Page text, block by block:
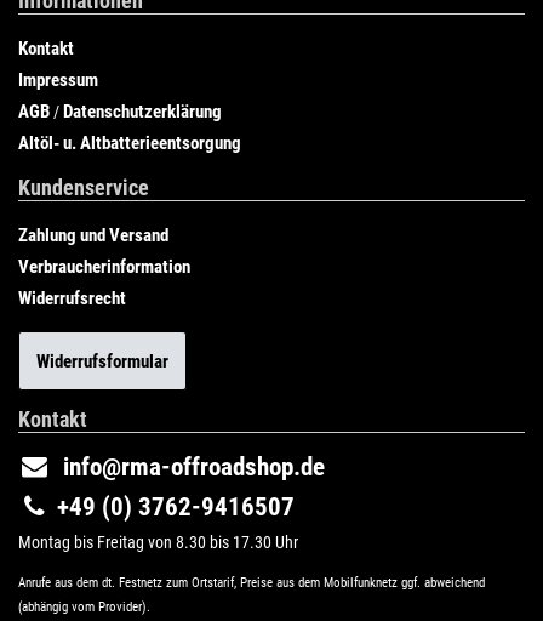
Kontakt
Impressum
AGB /Datenschutzerklärung
Altöl- u. Altbatterieentsorgung
Kundenservice
Zahlung und Versand
Verbraucherinformation
Widerrufsrecht
Widerrufsformular
Kontakt
info@rma-offroadshop.de
+49 (0) 3762-9416507
Montag bis Freitag von 8.30 bis 17.30 Uhr
Anrufe aus dem dt. Festnetz zum Ortstarif, Preise aus dem Mobilfunknetz ggf. abweichend
(abhängig vom Provider).